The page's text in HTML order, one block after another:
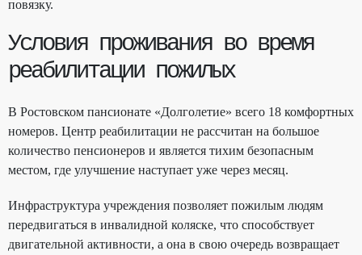
повязку.
Условия проживания во время
реабилитации пожилых
В Ростовском пансионате «Долголетие» всего 18 комфортных
номеров. Центр реабилитации не рассчитан на большое
количество пенсионеров и является тихим безопасным
местом, где улучшение наступает уже через месяц.
Инфраструктура учреждения позволяет пожилым людям
передвигаться в инвалидной коляске, что способствует
двигательной активности, а она в свою очередь возвращает